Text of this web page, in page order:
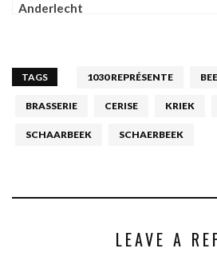
Anderlecht
TAGS 1030 REPRÉSENTE
BRASSERIE CERISE KRIEK
SCHAARBEEK SCHAERBEEK
LEAVE A